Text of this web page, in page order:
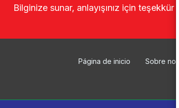
Bilginize sunar, anlayışınız için teşekkür
Página de inicio Sobre